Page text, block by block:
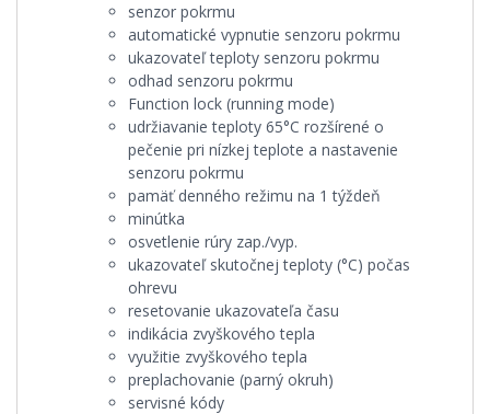
senzor pokrmu
automatické vypnutie senzoru pokrmu
ukazovateľ teploty senzoru pokrmu
odhad senzoru pokrmu
Function lock (running mode)
udržiavanie teploty 65°C rozšírené o
pečenie pri nízkej teplote a nastavenie
senzoru pokrmu
pamäť denného režimu na 1 týždeň
minútka
osvetlenie rúry zap./vyp.
ukazovateľ skutočnej teploty (°C) počas
ohrevu
resetovanie ukazovateľa času
indikácia zvyškového tepla
využitie zvyškového tepla
preplachovanie (parný okruh)
servisné kódy